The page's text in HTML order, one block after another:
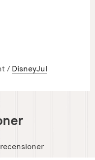
/ DisneyJul